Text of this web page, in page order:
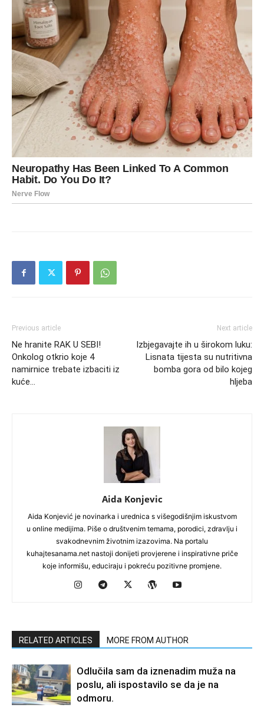
Previous article
Ne hranite RAK U SEBI!
Onkolog otkrio koje 4
namirnice trebate izbaciti iz
kuće…
Next article
Izbjegavajte ih u širokom luku:
Lisnata tijesta su nutritivna
bomba gora od bilo kojeg
hljeba
Aida Konjevic
Aida Konjević je novinarka i urednica s višegodišnjim iskustvom
u online medijima. Piše o društvenim temama, porodici, zdravlju i
svakodnevnim životnim izazovima. Na portalu
kuhajtesanama.net nastoji donijeti provjerene i inspirativne priče
koje informišu, educiraju i pokreću pozitivne promjene.
RELATED ARTICLES MORE FROM AUTHOR
Odlučila sam da iznenadim muža na
poslu, ali ispostavilo se da je na
odmoru.